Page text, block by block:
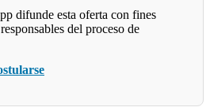
difunde esta oferta con fines
del proceso de